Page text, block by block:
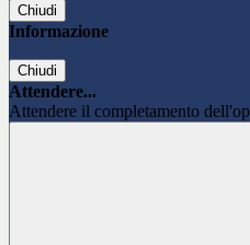
Chiudi
Informazione
Chiudi
Attendere...
Attendere il completamento